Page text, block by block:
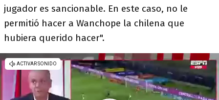
jugador es sancionable. En este caso, no le
permitió hacer a Wanchope la chilena que
hubiera querido hacer".